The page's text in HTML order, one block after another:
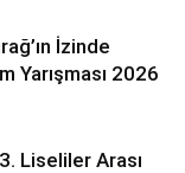
İzinde
Yarışması 2026
Liseliler Arası